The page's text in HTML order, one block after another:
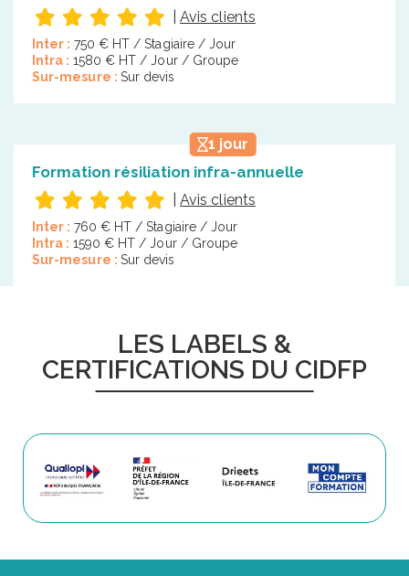
Avis clients
Inter : 750 € HT / Stagiaire / Jour
Intra : 1580 € HT / Jour / Groupe
Sur-mesure : Sur devis
1 jour
Formation résiliation infra-annuelle
Avis clients
Inter : 760 € HT / Stagiaire / Jour
Intra : 1590 € HT / Jour / Groupe
Sur-mesure : Sur devis
LES LABELS &
CERTIFICATIONS DU CIDFP